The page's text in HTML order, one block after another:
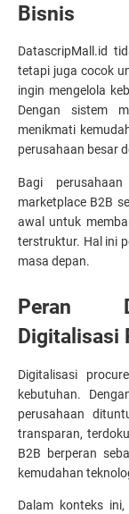
Bisnis
DatascripMall.id
tetapi juga cocok
ingin mengelola
Dengan sistem
menikmati
perusahaan besar
Bagi
marketplace B2B
awal untuk
terstruktur. Hal ini
masa depan.
Peran
Digitalisasi
Digitalisasi
kebutuhan.
perusahaan
transparan,
B2B berperan
kemudahan
Dalam konteks